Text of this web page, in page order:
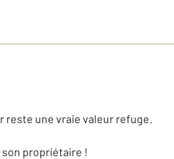
reste une vraie valeur refuge.
propriétaire !